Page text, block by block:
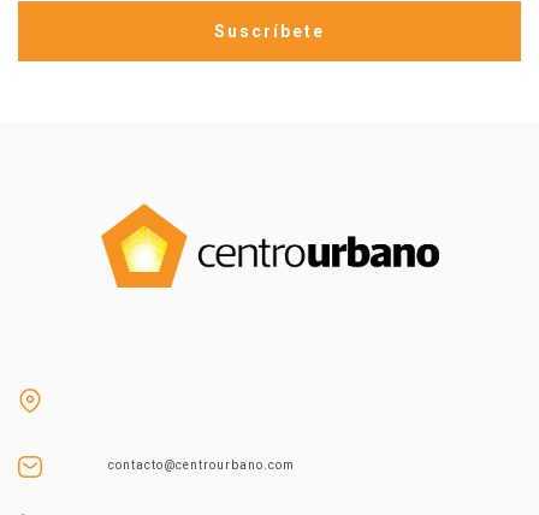
contacto@centrourbano.com